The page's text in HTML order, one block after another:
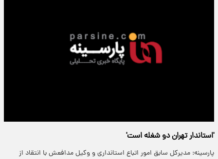
'استاندار تهران دو شغله است'
پارسینه: مدیرکل سابق امور اتباع استانداری و وکیل مدافعش با انتقاد از